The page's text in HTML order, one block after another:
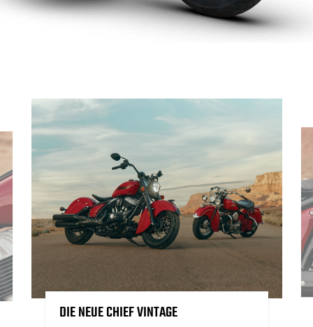
DIE NEUE CHIEF VINTAGE